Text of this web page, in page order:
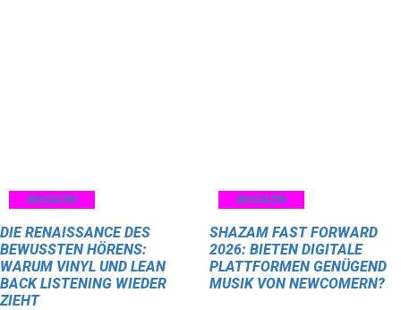
MAGAZIN
DIE RENAISSANCE DES
BEWUSSTEN HÖRENS:
WARUM VINYL UND LEAN
BACK LISTENING WIEDER
ZIEHT
MAGAZIN
SHAZAM FAST FORWARD
2026: BIETEN DIGITALE
PLATTFORMEN GENÜGEND
MUSIK VON NEWCOMERN?